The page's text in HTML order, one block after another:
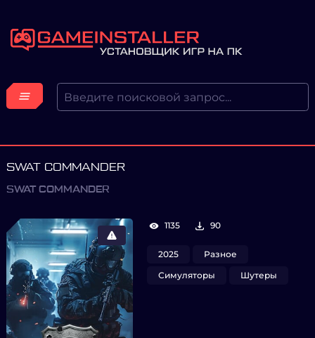
SWAT COMMANDER
SWAT COMMANDER
1135 90
2025
Разное
Симуляторы
Шутеры